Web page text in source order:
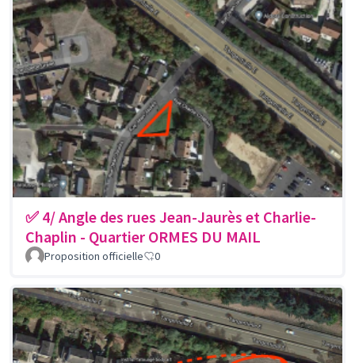
✅ 4/ Angle des rues Jean-Jaurès et Charlie-
Chaplin - Quartier ORMES DU MAIL
Proposition officielle 0